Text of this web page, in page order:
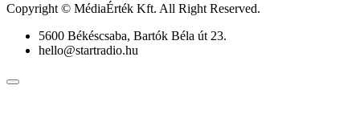
Copyright © MédiaÉrték Kft. All Right Reserved.
5600 Békéscsaba, Bartók Béla út 23.
hello@startradio.hu